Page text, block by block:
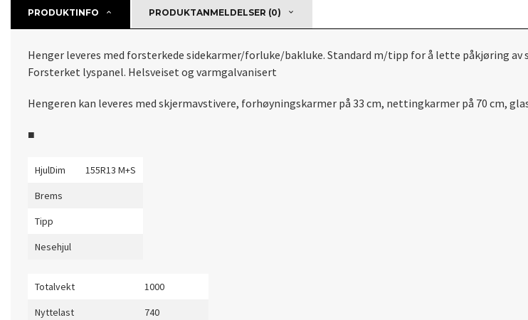
PRODUKTINFO PRODUKTANMELDELSER (0)
Henger leveres med forsterkede sidekarmer/forluke/bakluke. Standard m/tipp for å lette påkjøring
Forsterket lyspanel. Helsveiset og varmgalvanisert
Hengeren kan leveres med skjermavstivere, forhøyningskarmer på 33 cm, nettingkarmer på 70 cm,
■
HjulDim
155R13 M+S
Brems
Tipp
Nesehjul
Totalvekt
1000
Nyttelast
740